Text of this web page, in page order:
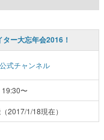
ー大忘年会2016！
式チャンネル
〜
2017/1/18現在）